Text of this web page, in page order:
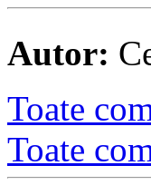
Autor:
Toate
Toate